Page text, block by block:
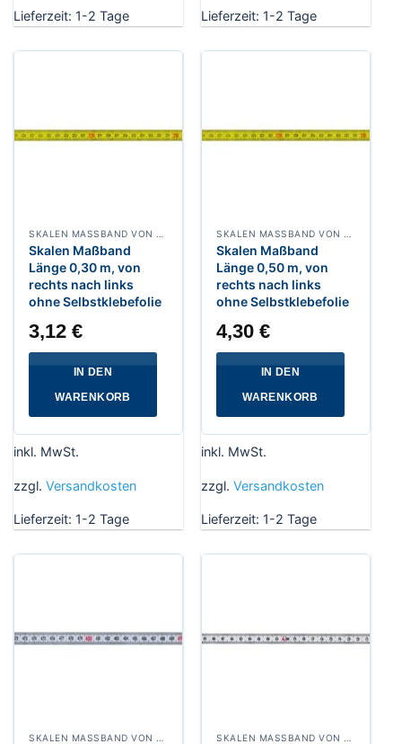
Lieferzeit: 1-2 Tage Lieferzeit: 1-2 Tage
SKALEN MASSBAND VON RECHTS NACH LINKS, BREITE 13 MM POLYAMIDBESCHICHTET
Skalen Maßband
Länge 0,30 m, von
rechts nach links
ohne Selbstklebefolie
3,12€
IN DEN
WARENKORB
inkl. MwSt.
zzgl. Versandkosten
Lieferzeit: 1-2 Tage
SKALEN MASSBAND VON RECHTS NACH LINKS, BREITE 13 MM POLYAMIDBESCHICHTET
Skalen Maßband
Länge 0,50 m, von
rechts nach links
ohne Selbstklebefolie
4,30€
IN DEN
WARENKORB
inkl. MwSt.
zzgl. Versandkosten
Lieferzeit: 1-2 Tage